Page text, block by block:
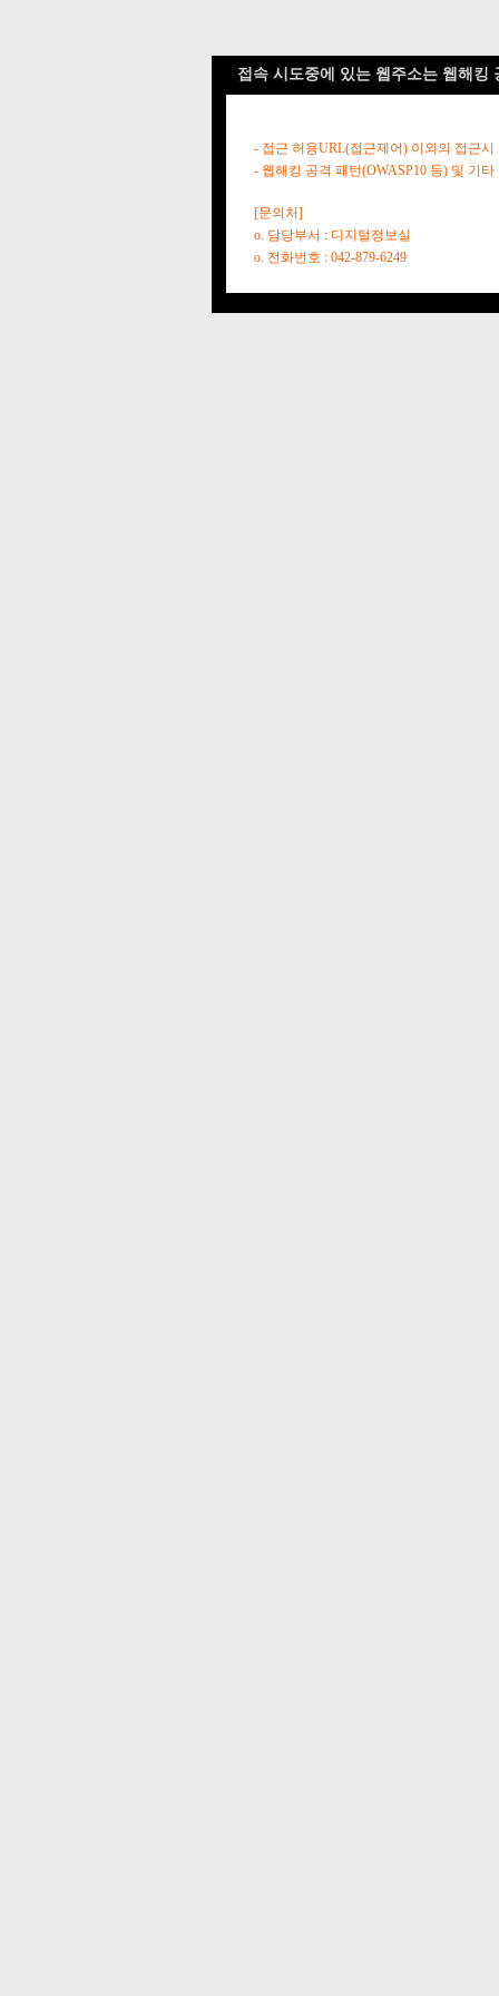
접속 시도중에 있는 웹주소는 웹해킹
- 접근 허용URL(접근제어) 이외의 접근시
- 웹해킹 공격 패턴(OWASP10 등) 및 기
[문의처]
o. 담당부서 : 디지털정보실
o. 전화번호 : 042-879-6249